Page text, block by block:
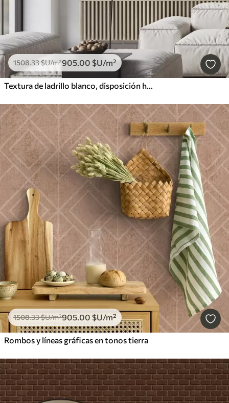
1508.33$U/m²905.00 $U/m²
Textura de ladrillo blanco, disposición horizontal
1508.33$U/m²905.00 $U/m²
Rombos y líneas gráficas en tonos tierra